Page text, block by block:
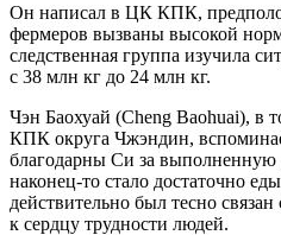
Он написал в ЦК КПК,
фермеров вызваны высокой
следственная группа изучила
с 38 млн кг до 24 млн кг.
Чэн Баохуай (Cheng Baohuai), в
КПК округа Чжэндин,
благодарны Си за выполненную
наконец-то стало достаточно
действительно был тесно
к сердцу трудности людей.